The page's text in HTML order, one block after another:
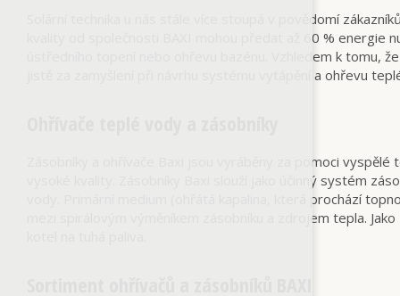
Solární technika u nás stále více stoupá v povědomí
kvality od společnosti BAXI mohou předat až 60 %
ústředního topení nebo ohřevu bazénu. Vzhledem k
jistě za zamyšlení při návrhu systému vytápění a ohřevu
Zásobníky a ohřívače Baxi jsou vyráběny za pomoci
vysoké kvality. Zásobníky Baxi slouží jako účinný systém
vody. Primární medium (ohřátá kapalina, která prochází
mezi spirálovým výměníkem zásobníku a zdrojem tepla.